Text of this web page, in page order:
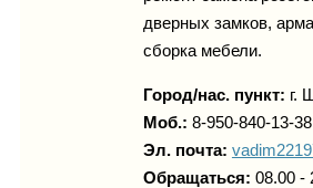
дверных замков,
сборка мебели.
Город/нас. пункт: г.
Моб.: 8-950-840-13-38
Эл. почта:
Обращаться: 08.00 -